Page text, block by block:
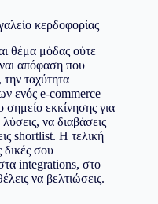
κερδοφορίας
θέμα μόδας ούτε
απόφαση που
ταχύτητα
ενός e-commerce
εκκίνησης για
να διαβάσεις
shortlist. Η τελική
δικές σου
integrations, στο
να βελτιώσεις.